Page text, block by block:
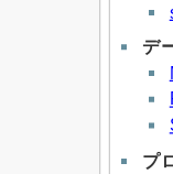
デ
プ